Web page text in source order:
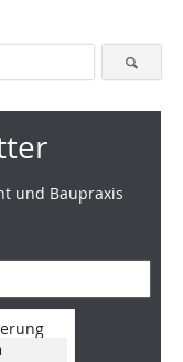
und Baupraxis